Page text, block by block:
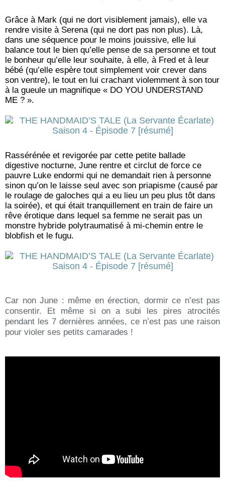
Grâce à Mark (qui ne dort visiblement jamais), elle va
rendre visite à Serena (qui ne dort pas non plus). Là,
dans une séquence pour le moins jouissive, elle lui
balance tout le bien qu’elle pense de sa personne et tout
le bonheur qu’elle leur souhaite, à elle, à Fred et à leur
bébé (qu’elle espère tout simplement voir crever dans
son ventre), le tout en lui crachant violemment à son tour
à la gueule un magnifique « DO YOU UNDERSTAND
ME ? ».
Rassérénée et revigorée par cette petite ballade
digestive nocturne, June rentre et circlut de force ce
pauvre Luke endormi qui ne demandait rien à personne
sinon qu’on le laisse seul avec son priapisme (causé par
le roulage de galoches qui a eu lieu un peu plus tôt dans
la soirée), et qui était tranquillement en train de faire un
rêve érotique dans lequel sa femme ne serait pas un
monstre hybride polytraumatisé à mi-chemin entre le
blobfish et le fugu.
Car non June : même en érection, dormir ce n’est pas
consentir. Et même si on a subi les pires atrocités
pendant les 7 dernières années, ce n’est pas une raison
pour violer ses petits camarades !